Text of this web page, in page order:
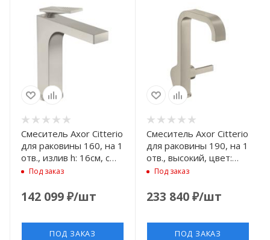
Смеситель Axor Citterio
для раковины 160, на 1
отв., излив h: 16см, с
текстурой, цвет: сталь
Под заказ
142 099₽/шт
ПОД ЗАКАЗ
Смеситель Axor Citterio
для раковины 190, на 1
отв., высокий, цвет:
шлифованный никель
Под заказ
233 840₽/шт
ПОД ЗАКАЗ